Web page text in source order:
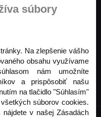
sa na odber
súbory
Na zlepšenie vášho
obsahu využívame
nám umožníte
a prispôsobiť našu
na tlačidlo "Súhlasím"
súborov cookies.
v našej Zásadách